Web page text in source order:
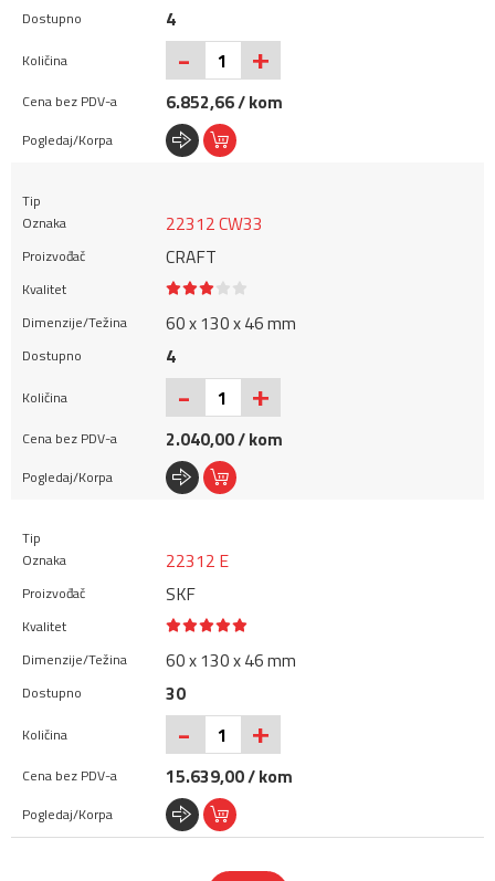
4
- +
6.852,66 / kom
22312 CW33
CRAFT
60 x 130 x 46 mm
4
- +
2.040,00 / kom
22312 E
SKF
60 x 130 x 46 mm
30
- +
15.639,00 / kom